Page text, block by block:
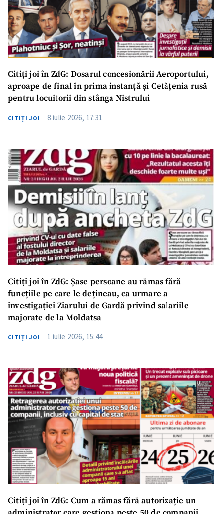
Citiți joi în ZdG: Dosarul concesionării Aeroportului,
aproape de final în prima instanță și Cetățenia rusă
pentru locuitorii din stânga Nistrului
CITIȚI JOI 8 iulie 2026, 17:31
Citiți joi în ZdG: Șase persoane au rămas fără
funcțiile pe care le dețineau, ca urmare a
investigației Ziarului de Gardă privind salariile
majorate de la Moldatsa
CITIȚI JOI 1 iulie 2026, 15:44
Citiți joi în ZdG: Cum a rămas fără autorizație un